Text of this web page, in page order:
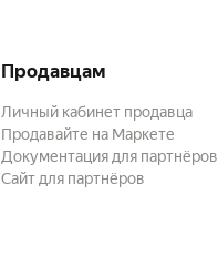
Продавцам
Личный кабинет продавца
Продавайте на Маркете
Документация для партнёров
Сайт для партнёров